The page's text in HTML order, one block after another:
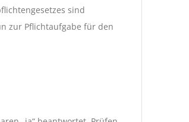
sind
zur Pflichtaufgabe für den